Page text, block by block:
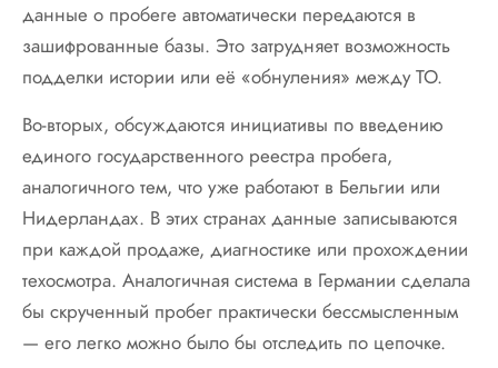
данные о пробеге автоматически передаются в
зашифрованные базы. Это затрудняет возможность
подделки истории или её «обнуления» между ТО.
Во-вторых, обсуждаются инициативы по введению
единого государственного реестра пробега,
аналогичного тем, что уже работают в Бельгии или
Нидерландах. В этих странах данные записываются
при каждой продаже, диагностике или прохождении
техосмотра. Аналогичная система в Германии сделала
бы скрученный пробег практически бессмысленным
— его легко можно было бы отследить по цепочке.